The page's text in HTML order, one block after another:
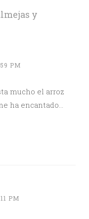
y
PM
mucho el arroz
ha encantado…
PM